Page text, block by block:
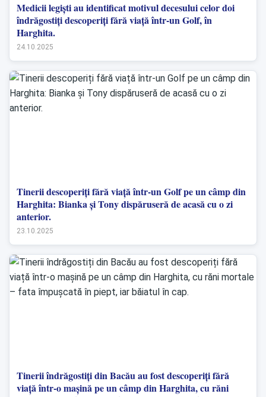
Medicii legiști au identificat motivul decesului celor doi
îndrăgostiți descoperiți fără viață într-un Golf, în
Harghita.
24.10.2025
Tinerii descoperiți fără viață într-un Golf pe un câmp din
Harghita: Bianka și Tony dispăruseră de acasă cu o zi
anterior.
23.10.2025
Tinerii îndrăgostiți din Bacău au fost descoperiți fără
viață într-o mașină pe un câmp din Harghita, cu răni